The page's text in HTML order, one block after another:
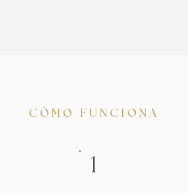
CÓMO FUNCIONA
1